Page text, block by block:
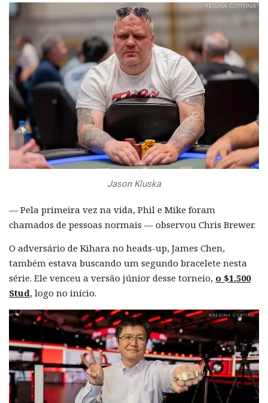
Jason Kluska
— Pela primeira vez na vida, Phil e Mike foram
chamados de pessoas normais — observou Chris Brewer.
O adversário de Kihara no heads-up, James Chen,
também estava buscando um segundo bracelete nesta
série. Ele venceu a versão júnior desse torneio, o $1.500
Stud, logo no início.